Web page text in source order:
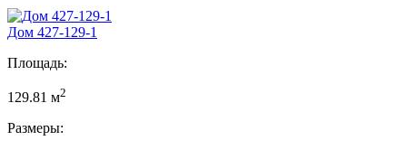
Дом 427-129-1
Площадь:
129.81 м2
Размеры: